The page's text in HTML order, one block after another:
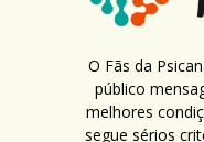
O Fãs da
público
melhores
segue sérios